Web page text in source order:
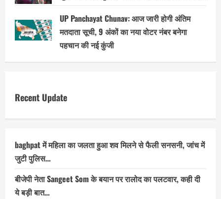
UP Panchayat Chunav: आज जारी होगी अंतिम
मतदाता सूची, 9 अंकों का नया वोटर नंबर बनेगा
पहचान की नई कुंजी
Recent Update
baghpat में महिला का जलता हुआ शव मिलने से फैली सनसनी, जांच में
जुटी पुलिस…
बीजेपी नेता Sangeet Som के बयान पर रालोद का पलटवार, कही दी
ये बड़ी बात…